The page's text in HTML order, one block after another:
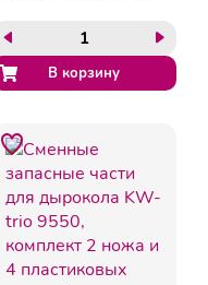
золото, 9707, -9707